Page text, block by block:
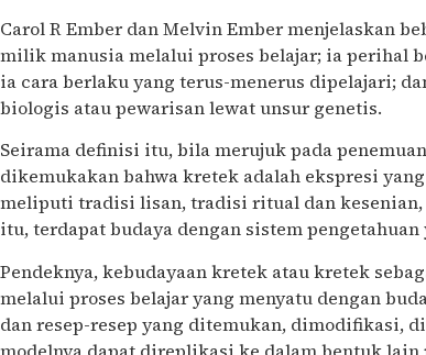
Carol R Ember dan Melvin Ember menjelaskan
milik manusia melalui proses belajar; ia perihal
ia cara berlaku yang terus-menerus dipelajari;
biologis atau pewarisan lewat unsur genetis.
Seirama definisi itu, bila merujuk pada
dikemukakan bahwa kretek adalah ekspresi
meliputi tradisi lisan, tradisi ritual dan
itu, terdapat budaya dengan sistem pengetahuan
Pendeknya, kebudayaan kretek atau kretek
melalui proses belajar yang menyatu dengan
dan resep-resep yang ditemukan, dimodifikasi,
modelnya dapat direplikasi ke dalam bentuk lain